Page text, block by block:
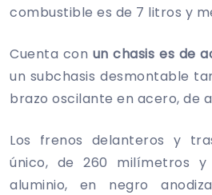
combustible es de 7 litros y
Cuenta con un chasis es de
un subchasis desmontable
brazo oscilante en acero, de
Los frenos delanteros y
único, de 260 milímetros
aluminio, en negro